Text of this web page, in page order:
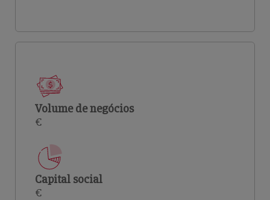
Volume de negócios
€
Capital social
€